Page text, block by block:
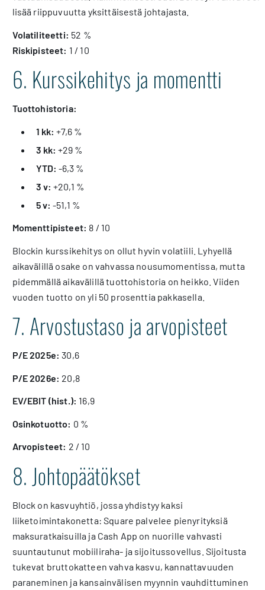
lisää riippuvuutta yksittäisestä johtajasta.
Volatiliteetti: 52 %
Riskipisteet: 1 / 10
6. Kurssikehitys ja momentti
Tuottohistoria:
1 kk: +7,6 %
3 kk: +29 %
YTD: -6,3 %
3 v: +20,1 %
5 v: -51,1 %
Momenttipisteet: 8 / 10
Blockin kurssikehitys on ollut hyvin volatiili. Lyhyellä
aikavälillä osake on vahvassa nousumomentissa, mutta
pidemmällä aikavälillä tuottohistoria on heikko. Viiden
vuoden tuotto on yli 50 prosenttia pakkasella.
7. Arvostustaso ja arvopisteet
P/E 2025e: 30,6
P/E 2026e: 20,8
EV/EBIT (hist.): 16,9
Osinkotuotto: 0 %
Arvopisteet: 2 / 10
8. Johtopäätökset
Block on kasvuyhtiö, jossa yhdistyy kaksi
liiketoimintakonetta: Square palvelee pienyrityksiä
maksuratkaisuilla ja Cash App on nuorille vahvasti
suuntautunut mobiiliraha- ja sijoitussovellus. Sijoitusta
tukevat bruttokatteen vahva kasvu, kannattavuuden
paraneminen ja kansainvälisen myynnin vauhdittuminen